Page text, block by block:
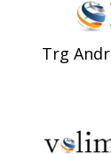
Trg